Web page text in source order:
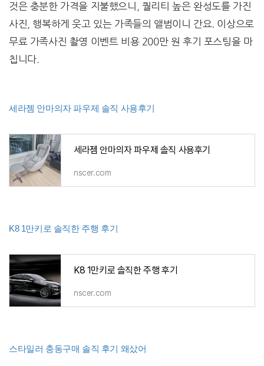
것은 충분한 가격을 지불했으니, 퀄리티 높은 완성도를 가진
사진, 행복하게 웃고 있는 가족들의 앨범이니 간요. 이상으로
무료 가족사진 촬영 이벤트 비용 200만 원 후기 포스팅을 마
칩니다.
세라젬 안마의자 파우제 솔직 사용후기
세라젬 안마의자 파우제 솔직 사용후기
nscer.com
K8 1만키로 솔직한 주행 후기
K8 1만키로 솔직한 주행 후기
nscer.com
스타일러 충동구매 솔직 후기 왜샀어